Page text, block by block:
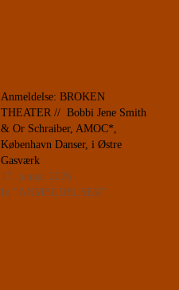
Anmeldelse: BROKEN
THEATER // Bobbi Jene Smith
& Or Schraiber, AMOC*,
København Danser, i Østre
Gasværk
17. januar 2026
In "ANMELDELSER"